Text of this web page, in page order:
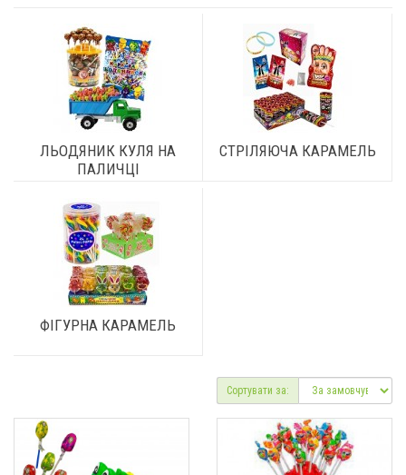
ЛЬОДЯНИК КУЛЯ НА
ПАЛИЧЦІ
СТРІЛЯЮЧА КАРАМЕЛЬ
ФІГУРНА КАРАМЕЛЬ
Сортувати за: